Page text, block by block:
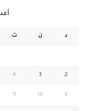
د ن ث
2
3
4
9
10
11